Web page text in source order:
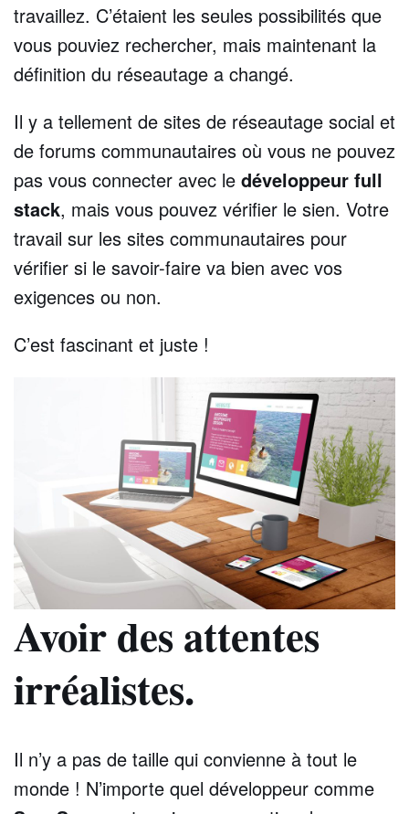
travaillez. C’étaient les seules possibilités que
vous pouviez rechercher, mais maintenant la
définition du réseautage a changé.
Il y a tellement de sites de réseautage social et
de forums communautaires où vous ne pouvez
pas vous connecter avec le développeur full
stack, mais vous pouvez vérifier le sien. Votre
travail sur les sites communautaires pour
vérifier si le savoir-faire va bien avec vos
exigences ou non.
C’est fascinant et juste !
Avoir des attentes
irréalistes.
Il n’y a pas de taille qui convienne à tout le
monde ! N’importe quel développeur comme